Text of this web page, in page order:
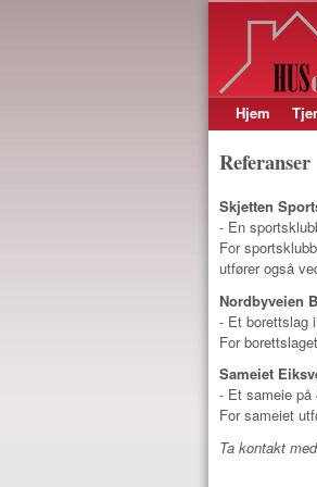
HUS
Hovedmeny
Hjem
Referanser
Skjetten
- En
For
utfører også
Nordbyveien
- Et borettslag
For
Sameiet
- Et sameie på
For sameiet
Ta kontakt